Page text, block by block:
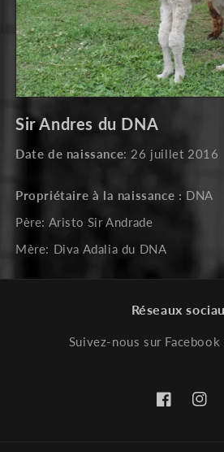
le
média
dans
modale
Sir Andres du DNA
Date de naissance: 26 juillet 2016
Propriétaire à la naissance : DNA
Père: Aristo Sir Andrade
Mère: Diva Adalia du DNA
Réseaux
Suivez-nous sur Facebook
Facebook